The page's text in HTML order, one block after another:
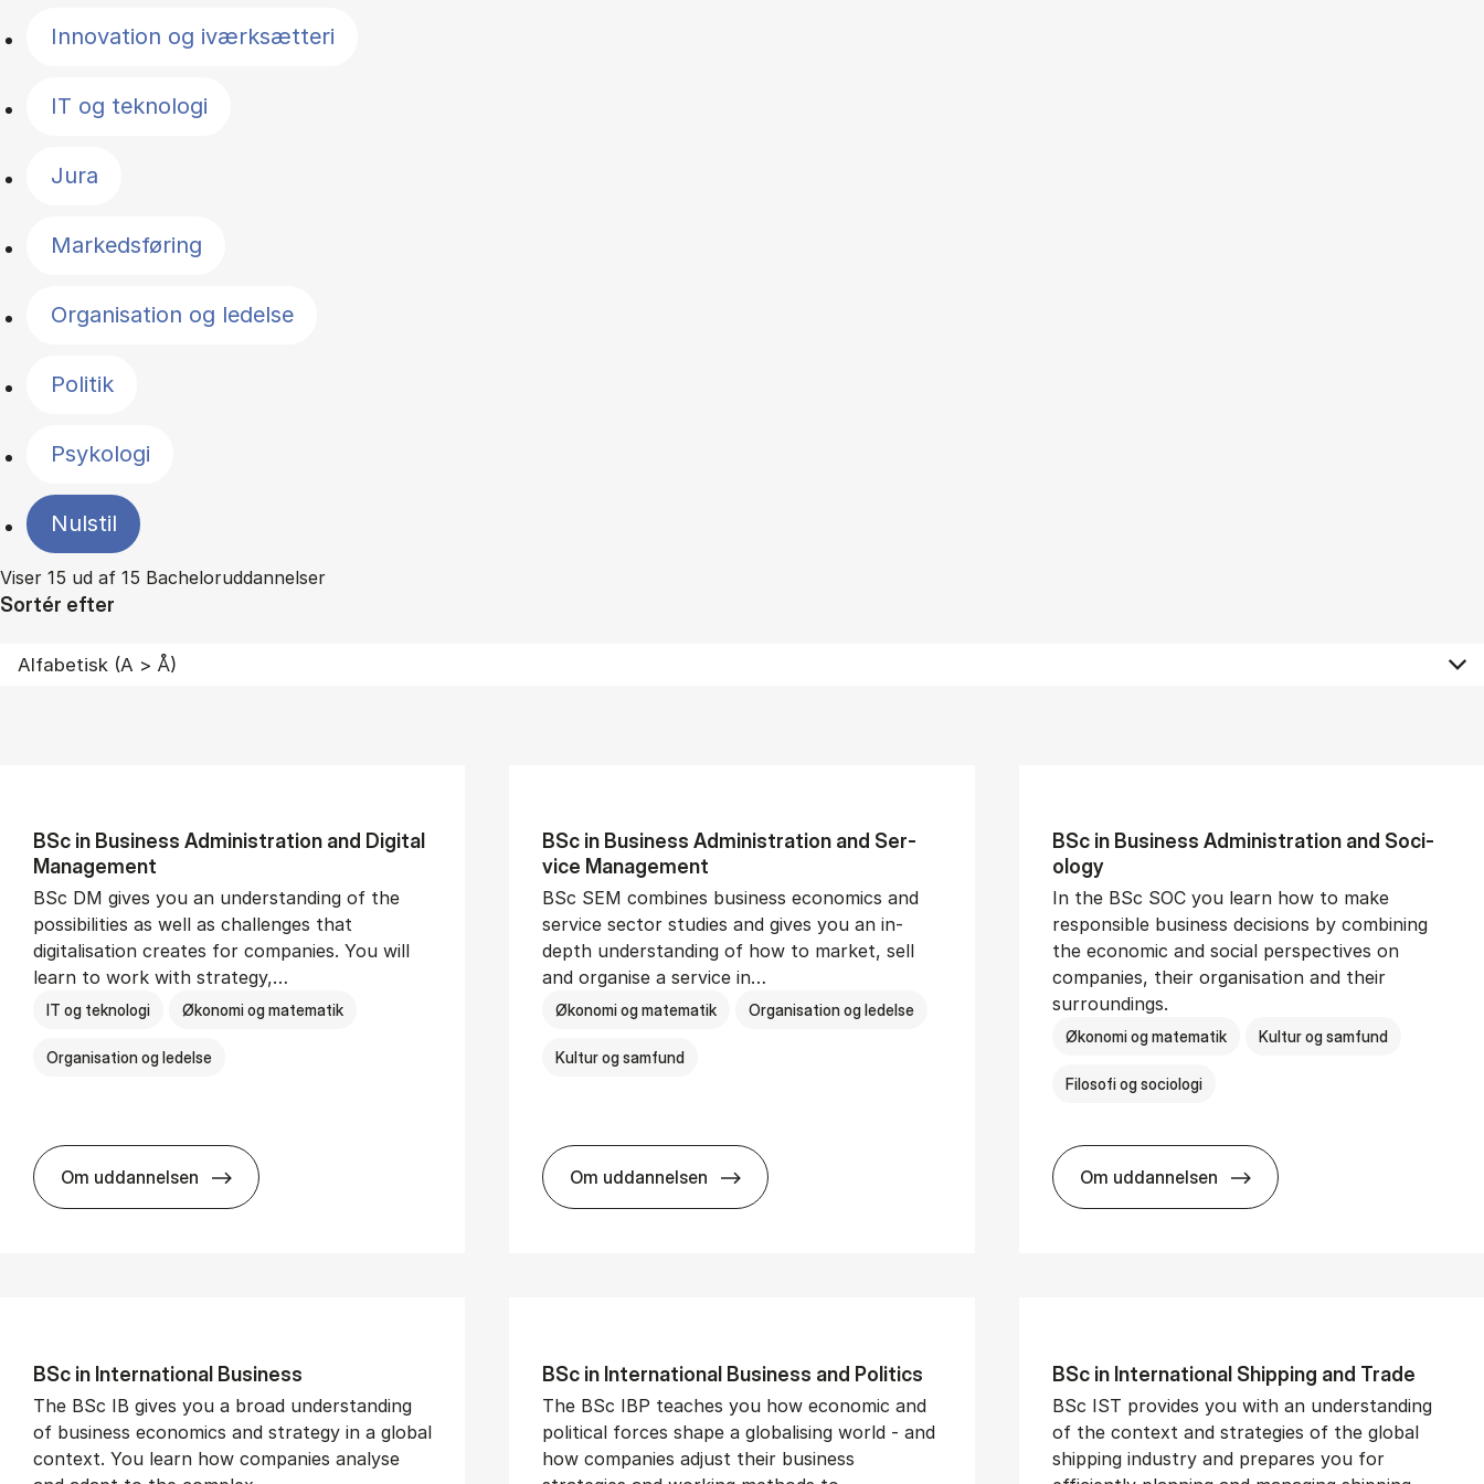
Innovation og iværksætteri
IT og teknologi
Jura
Markedsføring
Organisation og ledelse
Politik
Psykologi
Nulstil
Viser 15 ud af 15 Bacheloruddannelser
Sortér efter
BSc in Busi­ness Ad­min­is­tra­tion and Di­git­al
Man­age­ment
BSc DM gives you an understanding of the
possibilities as well as challenges that
digitalisation creates for companies. You will
learn to work with strategy,…
IT og teknologi Økonomi og matematik
Organisation og ledelse
Om uddannelsen
BSc in Busi­ness Ad­min­is­tra­tion and Di­git­al Man­age­ment
BSc in Busi­ness Ad­min­is­tra­tion and Ser­
vice Man­age­ment
BSc SEM combines business economics and
service sector studies and gives you an in-
depth understanding of how to market, sell
and organise a service in…
Økonomi og matematik Organisation og ledelse
Kultur og samfund
Om uddannelsen
BSc in Busi­ness Ad­min­is­tra­tion and Ser­vice Man­age­ment
BSc in Busi­ness Ad­min­is­tra­tion and So­ci­
ology
In the BSc SOC you learn how to make
responsible business decisions by combining
the economic and social perspectives on
companies, their organisation and their
surroundings.
Økonomi og matematik Kultur og samfund
Filosofi og sociologi
Om uddannelsen
BSc in Busi­ness Ad­min­is­tra­tion and
BSc in In­ter­na­tion­al Busi­ness
The BSc IB gives you a broad understanding
of business economics and strategy in a global
context. You learn how companies analyse
BSc in In­ter­na­tion­al Busi­ness and Polit­ics
The BSc IBP teaches you how economic and
political forces shape a globalising world - and
how companies adjust their business
BSc in In­ter­na­tion­al Ship­ping and Trade
BSc IST provides you with an understanding
of the context and strategies of the global
shipping industry and prepares you for